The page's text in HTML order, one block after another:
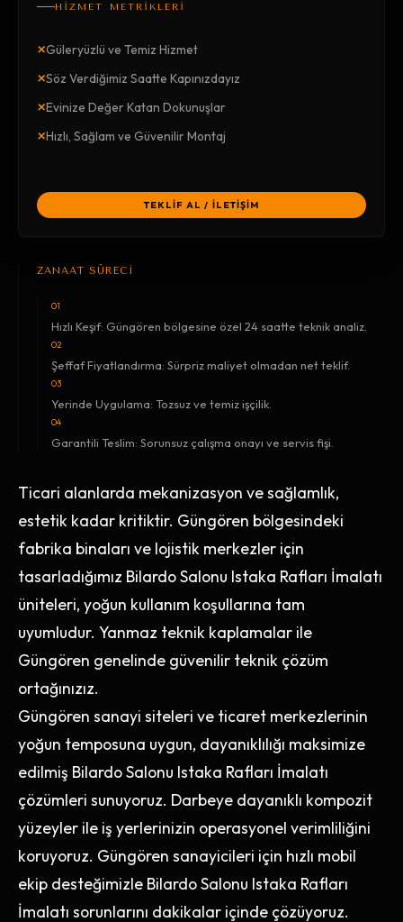
HİZMET METRİKLERİ
×Güleryüzlü ve Temiz Hizmet
×Söz Verdiğimiz Saatte Kapınızdayız
×Evinize Değer Katan Dokunuşlar
×Hızlı, Sağlam ve Güvenilir Montaj
TEKLİF AL / İLETİŞİM
ZANAAT SÜRECİ
01
Hızlı Keşif: Güngören bölgesine özel 24 saatte teknik analiz.
02
Şeffaf Fiyatlandırma: Sürpriz maliyet olmadan net teklif.
03
Yerinde Uygulama: Tozsuz ve temiz işçilik.
04
Garantili Teslim: Sorunsuz çalışma onayı ve servis fişi.
Ticari alanlarda mekanizasyon ve sağlamlık,
estetik kadar kritiktir. Güngören bölgesindeki
fabrika binaları ve lojistik merkezler için
tasarladığımız Bilardo Salonu Istaka Rafları İmalatı
üniteleri, yoğun kullanım koşullarına tam
uyumludur. Yanmaz teknik kaplamalar ile
Güngören genelinde güvenilir teknik çözüm
ortağınızız.
Güngören sanayi siteleri ve ticaret merkezlerinin
yoğun temposuna uygun, dayanıklılığı maksimize
edilmiş Bilardo Salonu Istaka Rafları İmalatı
çözümleri sunuyoruz. Darbeye dayanıklı kompozit
yüzeyler ile iş yerlerinizin operasyonel verimliliğini
koruyoruz. Güngören sanayicileri için hızlı mobil
ekip desteğimizle Bilardo Salonu Istaka Rafları
İmalatı sorunlarını dakikalar içinde çözüyoruz.